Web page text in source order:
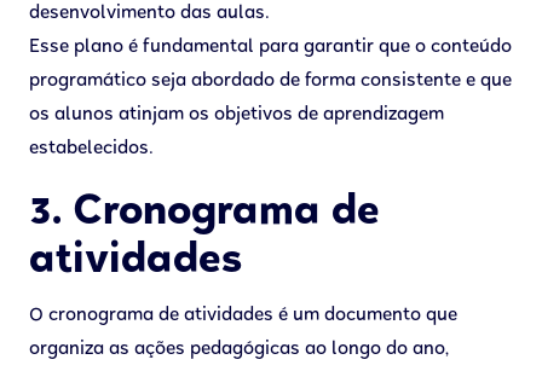
desenvolvimento das aulas.
Esse plano é fundamental para garantir que o conteúdo
programático seja abordado de forma consistente e que
os alunos atinjam os objetivos de aprendizagem
estabelecidos.
3. Cronograma de
atividades
O cronograma de atividades é um documento que
organiza as ações pedagógicas ao longo do ano,